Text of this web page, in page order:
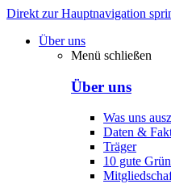
Direkt zur Hauptnavigation
Über uns
Menü schließen
Über uns
Was uns
Daten &
Träger
10 gute